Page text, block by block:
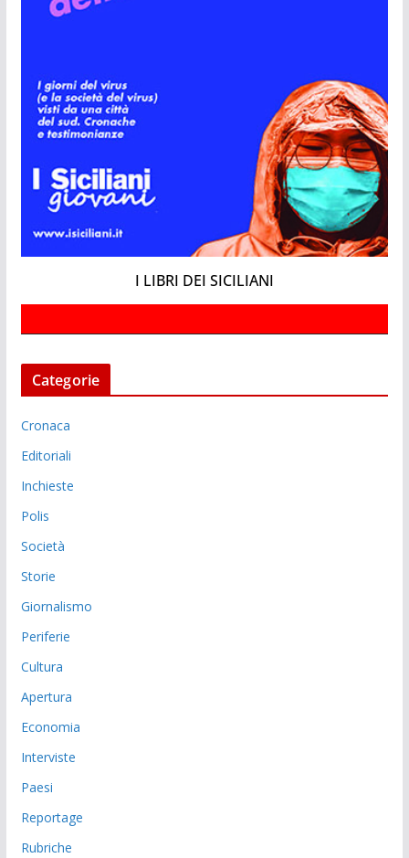
I LIBRI DEI SICILIANI
Categorie
Cronaca
Editoriali
Inchieste
Polis
Società
Storie
Giornalismo
Periferie
Cultura
Apertura
Economia
Interviste
Paesi
Reportage
Rubriche